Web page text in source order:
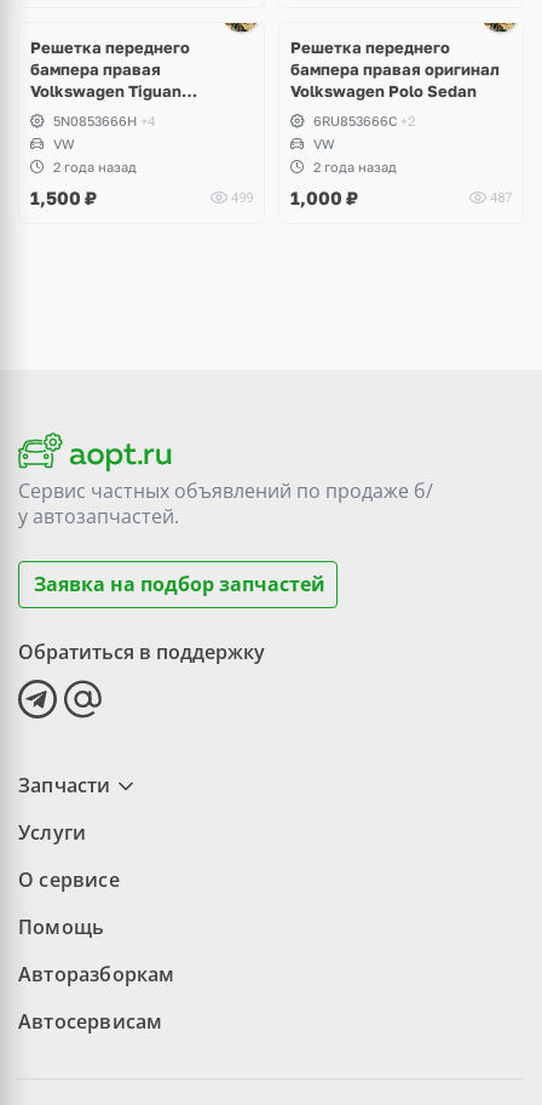
Решетка переднего
бампера правая
Volkswagen Tiguan
дорестайлинг
5N0853666H +4
VW
2 года назад
1,500 ₽ 499
Решетка переднего
бампера правая оригинал
Volkswagen Polo Sedan
6RU853666C +2
VW
2 года назад
1,000 ₽ 487
Сервис частных объявлений по продаже б/
уавтозапчастей.
Заявка на подбор запчастей
Обратиться в поддержку
Запчасти
Услуги
О сервисе
Помощь
Авторазборкам
Автосервисам